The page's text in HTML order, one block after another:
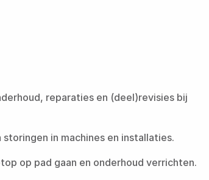
reparaties en (deel)revisies bij